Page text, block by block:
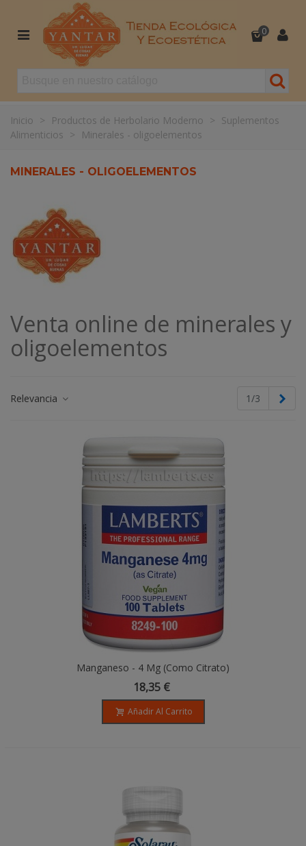
0
Inicio > Productos de Herbolario Moderno > Suplementos
Alimenticios > Minerales - oligoelementos
MINERALES - OLIGOELEMENTOS
Venta online de minerales y
oligoelementos
Relevancia
1/3
Manganeso - 4 Mg (Como Citrato)
18,35 €
Añadir Al Carrito